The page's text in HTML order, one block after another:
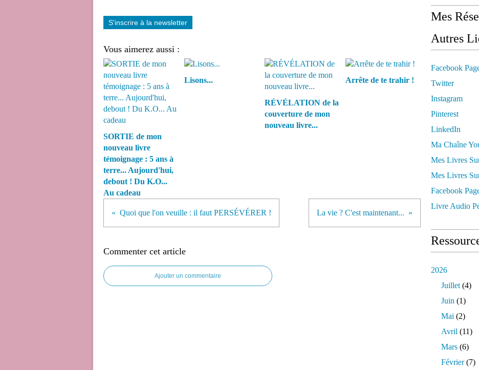
S'inscrire à la newsletter
Vous aimerez aussi :
SORTIE de mon
nouveau livre
témoignage : 5 ans à
terre... Aujourd'hui,
debout ! Du K.O...
Au cadeau
Lisons...
RÉVÉLATION de la
couverture de mon
nouveau livre...
Arrête de te trahir !
Quoi que l'on veuille : il faut PERSÉVÉRER ! La vie ? C'est maintenant...
Commenter cet article
Ajouter un commentaire
Mes
Autres
Facebook
Twitter
Instagram
Pinterest
LinkedIn
Ma Chaîne
Mes Livres
Mes Livres
Facebook
Livre Audio
2026
Juillet (4)
Juin (1)
Mai (2)
Avril (11)
Mars (6)
Février(7)